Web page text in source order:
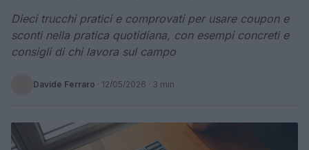
Dieci trucchi pratici e comprovati per usare coupon e
sconti nella pratica quotidiana, con esempi concreti e
consigli di chi lavora sul campo
Davide Ferraro · 12/05/2026 · 3 min